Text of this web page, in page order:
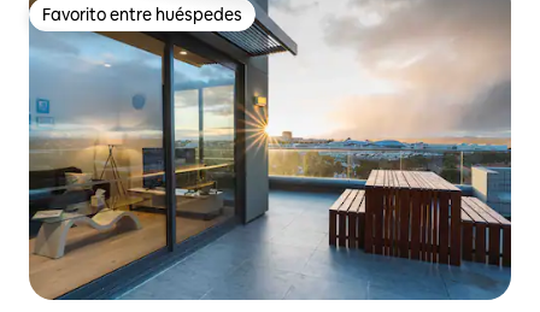
Favorito entre huéspedes
Favorito entre huéspedes